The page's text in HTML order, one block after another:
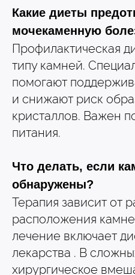
Какие диеты
мочекаменную
Профилактическая
типу камней.
помогают
и снижают риск
кристаллов. Важен
питания.
Что делать, если
обнаружены?
Терапия зависит от
расположения
лечение включает
лекарства . В
хирургическое
Данный сайт носит информационный
не является публичной офертой.
Согласие на обработку перс.
+7 (3452) 57-54-36Заказать
Правила оказания